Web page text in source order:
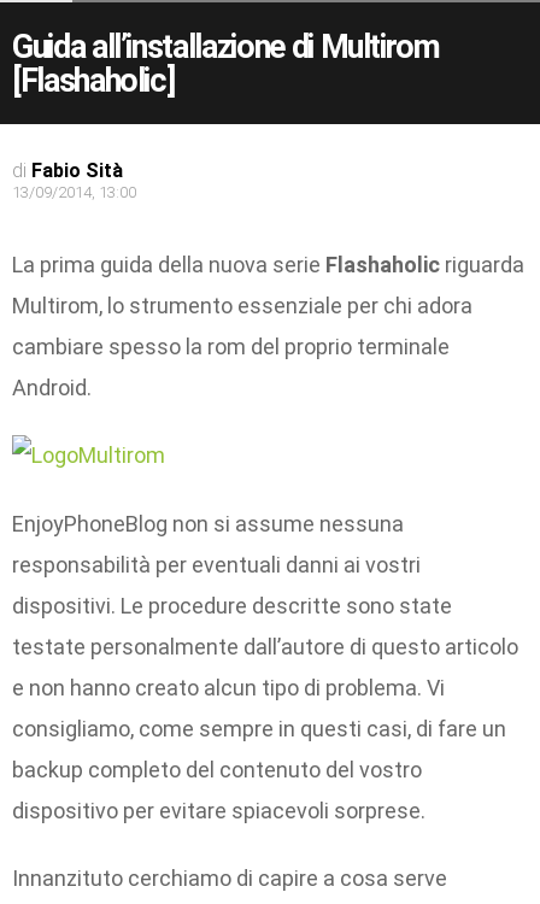
Guida all’installazione di Multirom
[Flashaholic]
di Fabio Sità
13/09/2014, 13:00
La prima guida della nuova serie Flashaholic riguarda
Multirom, lo strumento essenziale per chi adora
cambiare spesso la rom del proprio terminale
Android.
EnjoyPhoneBlog non si assume nessuna
responsabilità per eventuali danni ai vostri
dispositivi. Le procedure descritte sono state
testate personalmente dall’autore di questo articolo
e non hanno creato alcun tipo di problema. Vi
consigliamo, come sempre in questi casi, di fare un
backup completo del contenuto del vostro
dispositivo per evitare spiacevoli sorprese.
Innanzituto cerchiamo di capire a cosa serve